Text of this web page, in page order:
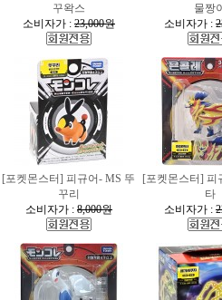
꾸왁스
소비자가 : 23,000원
물짱
소비자가 :
[포켓몬스터] 피규어- MS 뚜
꾸리
소비자가 : 8,000원
[포켓몬스터] 피
타
소비자가 :